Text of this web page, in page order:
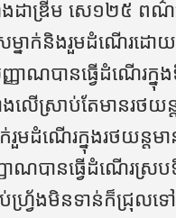
ាឌ្រីម សេ១២៥ ពណ៌ខ្
ម្នាក់និងរួមដំណើរដោ
ញាណបានធ្វើដំណើរ
ស្រាប់តែមានរថយន្
រួមដំណើរក្នុងរថយន្ត
ាណបានធ្វើដំណើរស្រ
ហ្វ្រ័ងមិនទាន់ក៏ជ្រុល